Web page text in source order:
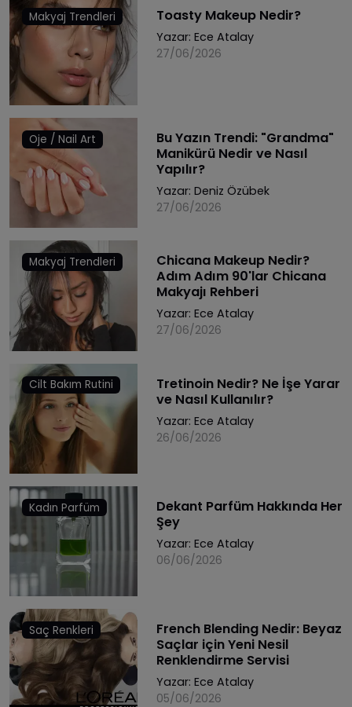
Makyaj Trendleri Toasty Makeup Nedir?
Yazar: Ece Atalay
27/06/2026
Oje / Nail Art
Bu Yazın Trendi: "Grandma"
Manikürü Nedir ve Nasıl
Yapılır?
Yazar: Deniz Özübek
27/06/2026
Makyaj Trendleri
Chicana Makeup Nedir?
Adım Adım 90'lar Chicana
Makyajı Rehberi
Yazar: Ece Atalay
27/06/2026
Cilt Bakım Rutini
Tretinoin Nedir? Ne İşe Yarar
ve Nasıl Kullanılır?
Yazar: Ece Atalay
26/06/2026
Kadın Parfüm
Dekant Parfüm Hakkında Her
Şey
Yazar: Ece Atalay
06/06/2026
Saç Renkleri
French Blending Nedir: Beyaz
Saçlar için Yeni Nesil
Renklendirme Servisi
Yazar: Ece Atalay
05/06/2026